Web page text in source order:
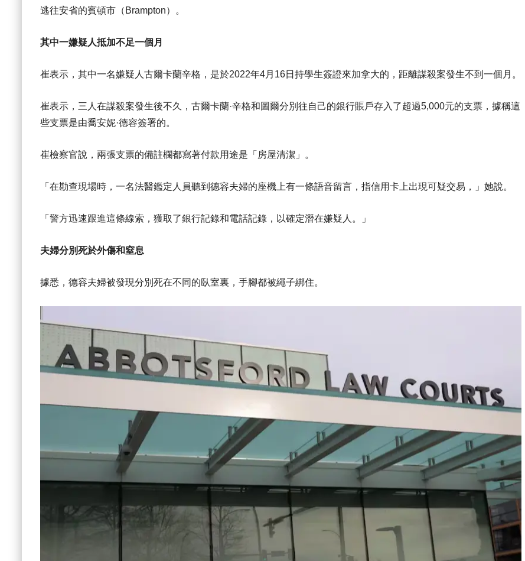
逃往安省的賓頓市（Brampton）。
其中一嫌疑人抵加不足一個月
崔表示，其中一名嫌疑人古爾卡蘭辛格，是於2022年4月16日持學生簽證來加拿大的，距離謀殺案發生不到一個月。
崔表示，三人在謀殺案發生後不久，古爾卡蘭·辛格和圖爾分別往自己的銀行賬戶存入了超過5,000元的支票，據稱這
些支票是由喬安妮·德容簽署的。
崔檢察官說，兩張支票的備註欄都寫著付款用途是「房屋清潔」。
「在勘查現場時，一名法醫鑑定人員聽到德容夫婦的座機上有一條語音留言，指信用卡上出現可疑交易，」她說。
「警方迅速跟進這條線索，獲取了銀行記錄和電話記錄，以確定潛在嫌疑人。」
夫婦分別死於外傷和窒息
據悉，德容夫婦被發現分別死在不同的臥室裏，手腳都被繩子綁住。